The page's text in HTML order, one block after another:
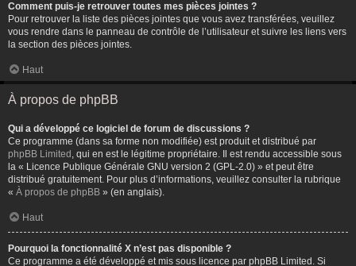
Comment puis-je retrouver toutes mes pièces jointes ?
Pour retrouver la liste des pièces jointes que vous avez transférées, veuillez
vous rendre dans le panneau de contrôle de l’utilisateur et suivre les liens vers
la section des pièces jointes.
Haut
À propos de phpBB
Qui a développé ce logiciel de forum de discussions ?
Ce programme (dans sa forme non modifiée) est produit et distribué par
phpBB Limited , qui en est le légitime propriétaire. Il est rendu accessible sous
la « Licence Publique Générale GNU version 2 (GPL-2.0) » et peut être
distribué gratuitement. Pour plus d’informations, veuillez consulter la rubrique
« À propos de phpBB » (en anglais).
Haut
Pourquoi la fonctionnalité X n’est pas disponible ?
Ce programme a été développé et mis sous licence par phpBB Limited. Si